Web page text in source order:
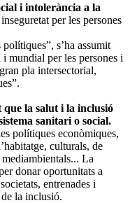
i intolerància a la
per les persones
s’ha assumit
mundial per les persones i
pla intersectorial,
que la salut i la inclusió
sanitari o social.
polítiques econòmiques,
culturals, de
La
donar oportunitats a
entrenades i
la inclusió.